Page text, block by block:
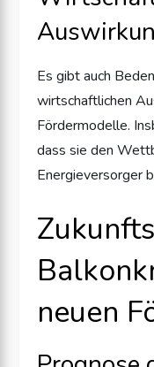
Es gibt auch
wirtschaftlichen
Fördermodelle.
dass sie den
Energieversorger
neuen